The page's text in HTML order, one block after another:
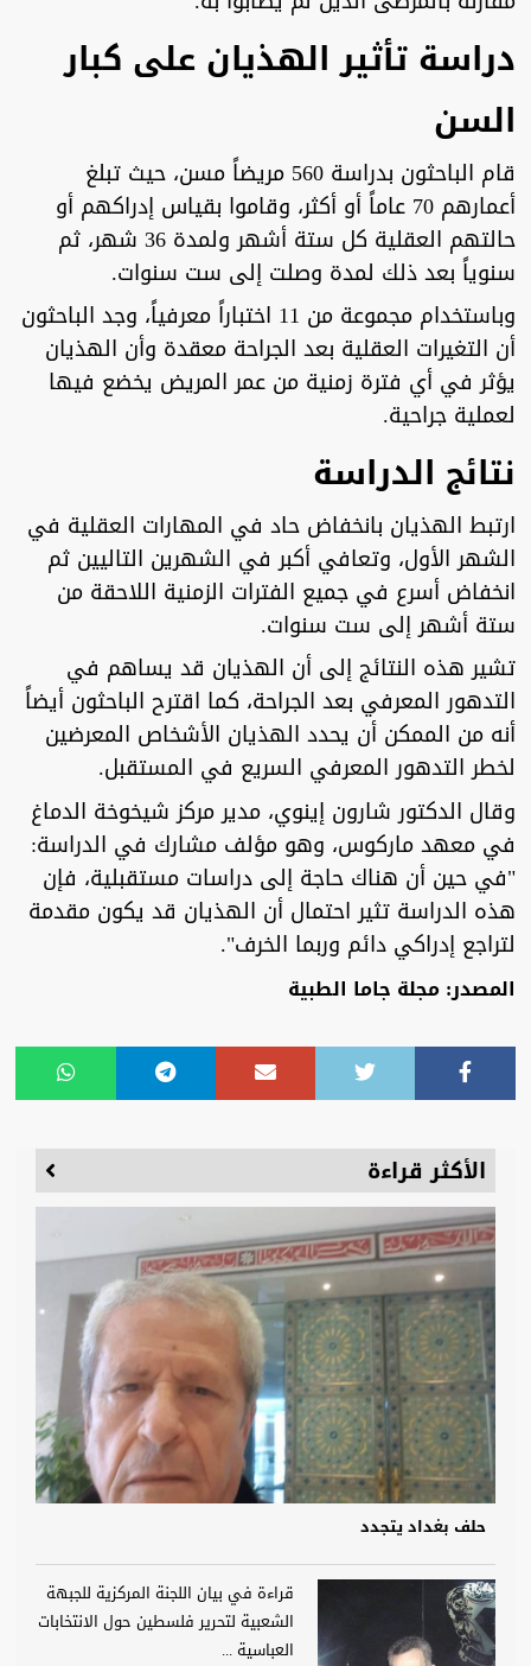
دراسة تأثير الهذيان على كبار
السن
قام الباحثون بدراسة 560 مريضاً مسن، حيث تبلغ
أعمارهم 70 عاماً أو أكثر، وقاموا بقياس إدراكهم أو
حالتهم العقلية كل ستة أشهر ولمدة 36 شهر، ثم
سنوياً بعد ذلك لمدة وصلت إلى ست سنوات.
وباستخدام مجموعة من 11 اختباراً معرفياً، وجد الباحثون
أن التغيرات العقلية بعد الجراحة معقدة وأن الهذيان
يؤثر في أي فترة زمنية من عمر المريض يخضع فيها
لعملية جراحية.
نتائج الدراسة
ارتبط الهذيان بانخفاض حاد في المهارات العقلية في
الشهر الأول، وتعافي أكبر في الشهرين التاليين ثم
انخفاض أسرع في جميع الفترات الزمنية اللاحقة من
ستة أشهر إلى ست سنوات.
تشير هذه النتائج إلى أن الهذيان قد يساهم في
التدهور المعرفي بعد الجراحة، كما اقترح الباحثون أيضاً
أنه من الممكن أن يحدد الهذيان الأشخاص المعرضين
لخطر التدهور المعرفي السريع في المستقبل.
وقال الدكتور شارون إينوي، مدير مركز شيخوخة الدماغ
في معهد ماركوس، وهو مؤلف مشارك في الدراسة:
"في حين أن هناك حاجة إلى دراسات مستقبلية، فإن
هذه الدراسة تثير احتمال أن الهذيان قد يكون مقدمة
لتراجع إدراكي دائم وربما الخرف".
المصدر: مجلة جاما الطبية
الأكثر قراءة
حلف بغداد يتجدد
قراءة في بيان اللجنة المركزية للجبهة
الشعبية لتحرير فلسطين حول الانتخابات
العباسية ...